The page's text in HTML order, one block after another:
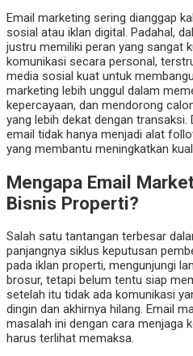
Email marketing sering dianggap
sosial atau iklan digital. Padahal,
justru memiliki peran yang sangat
komunikasi secara personal,
media sosial kuat untuk
marketing lebih unggul dalam
kepercayaan, dan mendorong
yang lebih dekat dengan
email tidak hanya menjadi alat
yang membantu meningkatkan
Mengapa Email
Bisnis Properti?
Salah satu tantangan terbesar
panjangnya siklus keputusan
pada iklan properti, mengunjungi
brosur, tetapi belum tentu siap
setelah itu tidak ada komunikasi
dingin dan akhirnya hilang. Email
masalah ini dengan cara menjaga
harus terlihat memaksa.